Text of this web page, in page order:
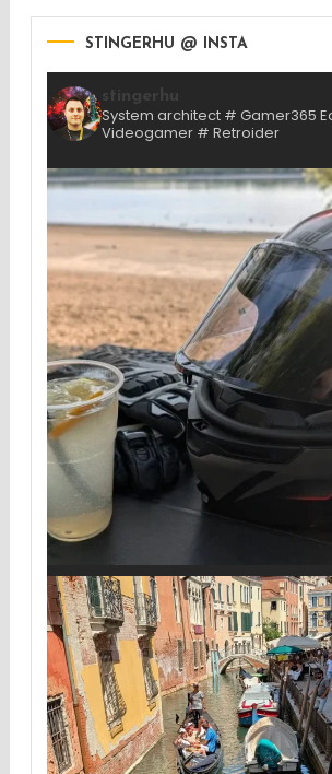
STINGERHU @ INSTA
System architect # Gamer365
Videogamer # Retroider